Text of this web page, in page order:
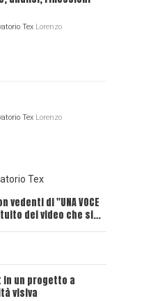
Tex Lorenzo
Tex Lorenzo
Tex
vedenti di "UNA VOCE
dei video che si…
in un progetto a
visiva